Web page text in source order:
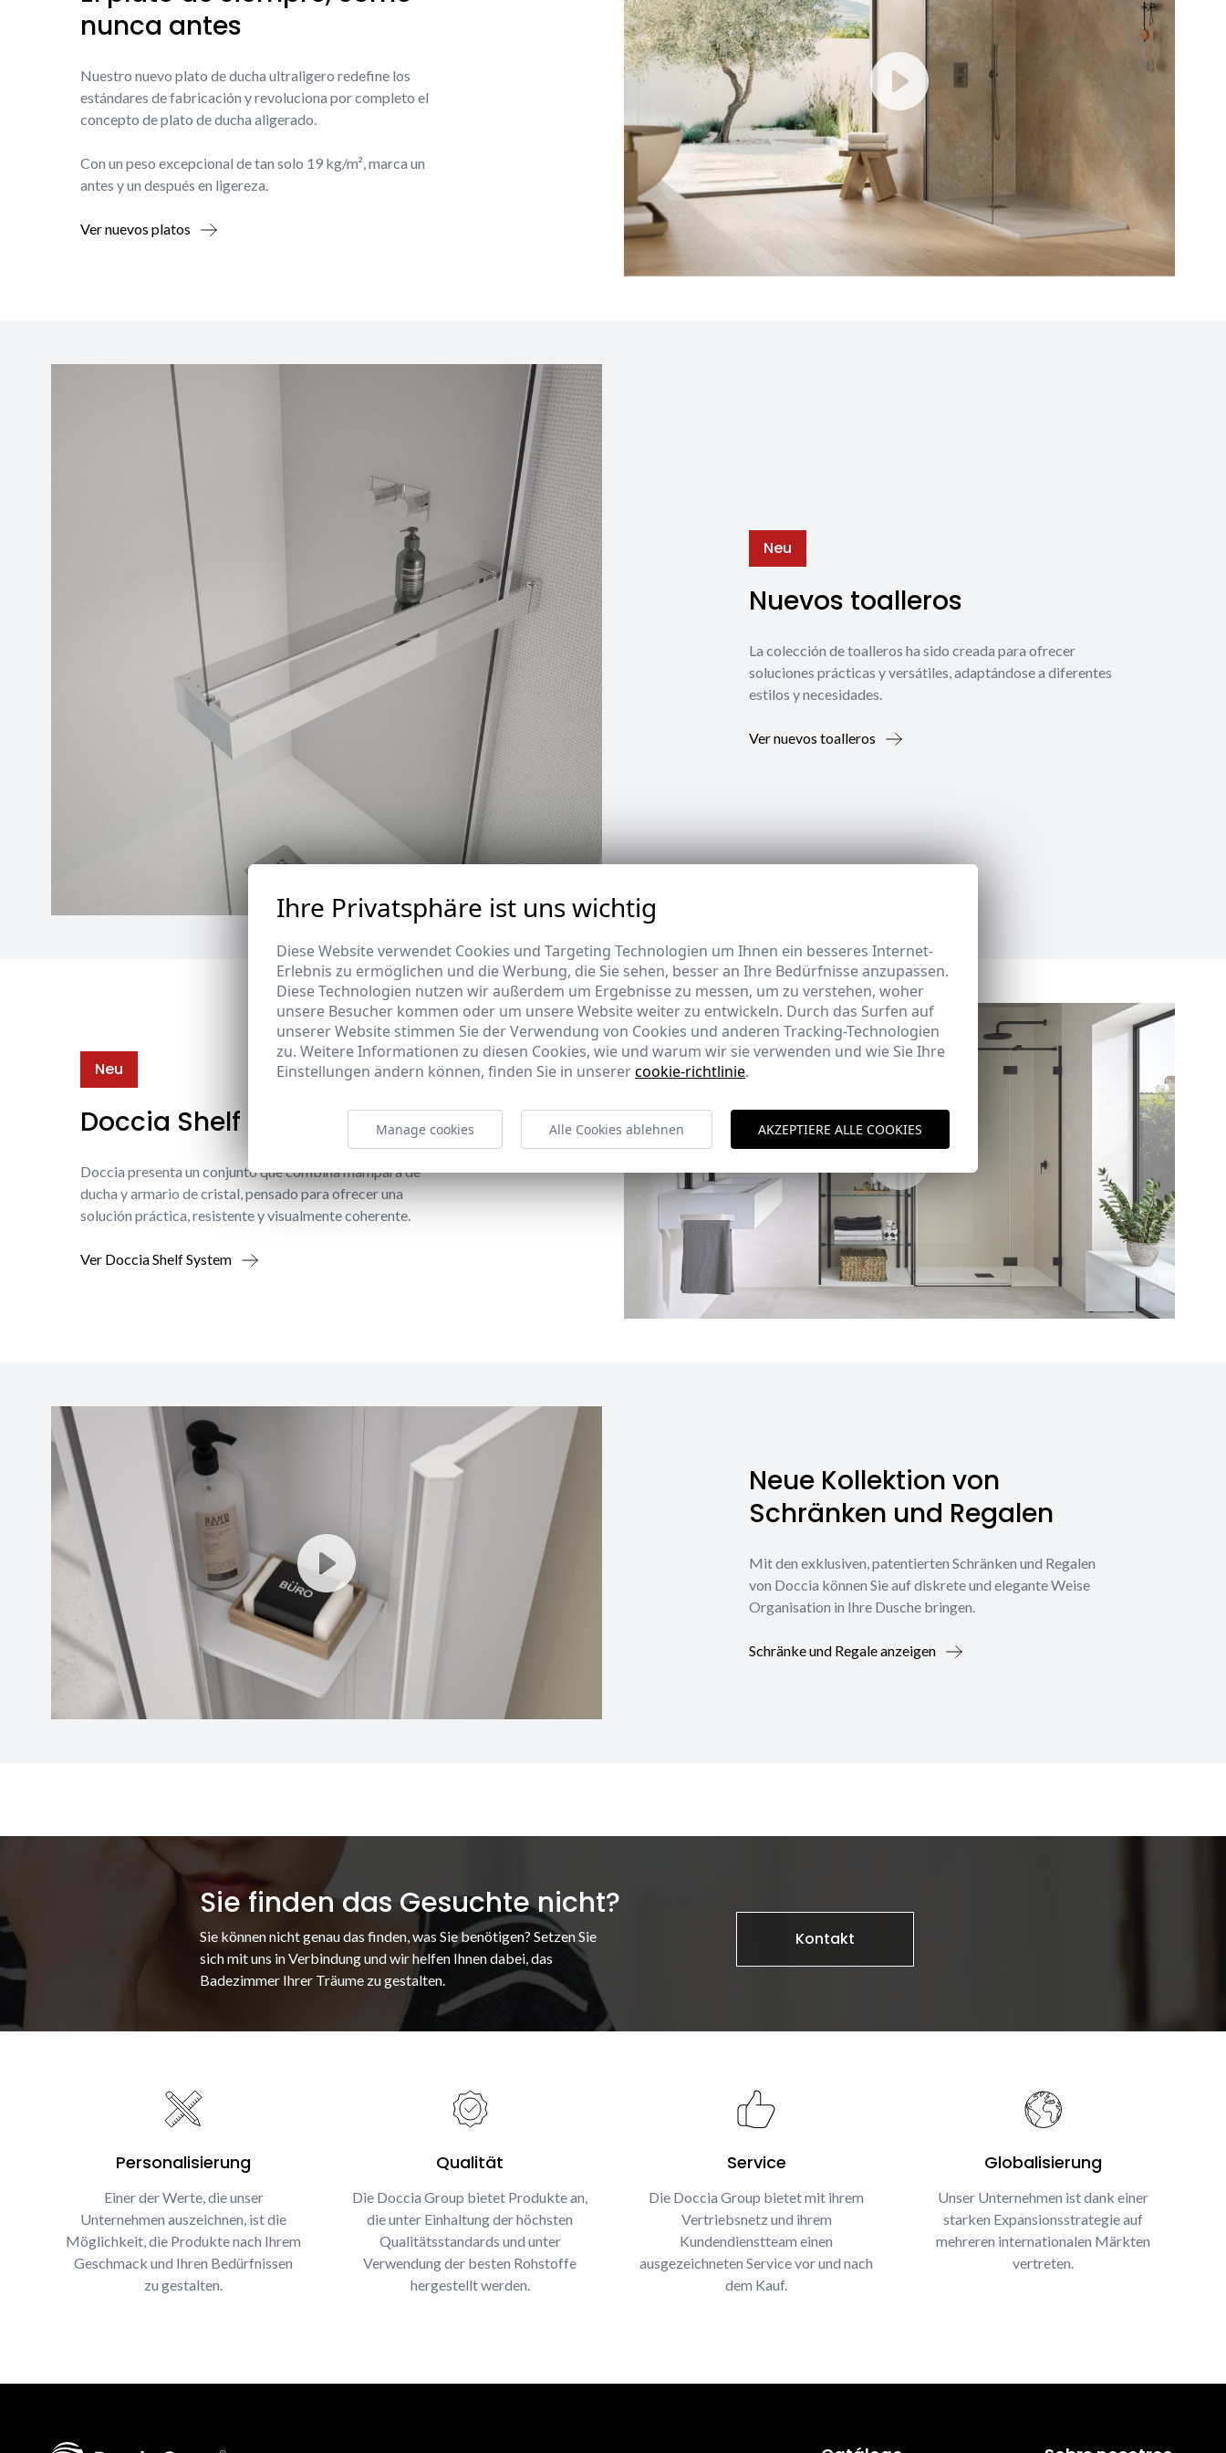
nunca antes
Nuestro nuevo plato de ducha ultraligero redefine los
estándares de fabricación y revoluciona por completo el
concepto de plato de ducha aligerado.
Con un peso excepcional de tan solo 19 kg/m², marca un
antes y un después en ligereza.
Ver nuevos platos
Neu
Nuevos toalleros
La colección de toalleros ha sido creada para ofrecer
soluciones prácticas y versátiles, adaptándose a diferentes
estilos y necesidades.
Ver nuevos toalleros
Neu
Doccia Shelf System
Doccia presenta un conjunto que combina mampara de
ducha y armario de cristal, pensado para ofrecer una
solución práctica, resistente y visualmente coherente.
Ver Doccia Shelf System
Neue Kollektion von
Schränken und Regalen
Mit den exklusiven, patentierten Schränken und Regalen
von Doccia können Sie auf diskrete und elegante Weise
Organisation in Ihre Dusche bringen.
Schränke und Regale anzeigen
Sie finden das Gesuchte nicht?
Sie können nicht genau das finden, was Sie benötigen? Setzen Sie
sich mit uns in Verbindung und wir helfen Ihnen dabei, das
Badezimmer Ihrer Träume zu gestalten.
Kontakt
Personalisierung
Einer der Werte, die unser
Unternehmen auszeichnen, ist die
Möglichkeit, die Produkte nach Ihrem
Geschmack und Ihren Bedürfnissen
zu gestalten.
Qualität
Die Doccia Group bietet Produkte an,
die unter Einhaltung der höchsten
Qualitätsstandards und unter
Verwendung der besten Rohstoffe
hergestellt werden.
Service
Die Doccia Group bietet mit ihrem
Vertriebsnetz und ihrem
Kundendienstteam einen
ausgezeichneten Service vor und nach
dem Kauf.
Globalisierung
Unser Unternehmen ist dank einer
starken Expansionsstrategie auf
mehreren internationalen Märkten
vertreten.
Ihre Privatsphäre ist uns wichtig
Diese Website verwendet Cookies und Targeting Technologien um Ihnen ein besseres Internet-
Erlebnis zu ermöglichen und die Werbung, die Sie sehen, besser an Ihre Bedürfnisse anzupassen.
Diese Technologien nutzen wir außerdem um Ergebnisse zu messen, um zu verstehen, woher
unsere Besucher kommen oder um unsere Website weiter zu entwickeln. Durch das Surfen auf
unserer Website stimmen Sie der Verwendung von Cookies und anderen Tracking-Technologien
zu. Weitere Informationen zu diesen Cookies, wie und warum wir sie verwenden und wie Sie Ihre
Einstellungen ändern können, finden Sie in unserercookie-richtlinie.
Manage cookies Alle Cookies ablehnen AKZEPTIERE ALLE COOKIES